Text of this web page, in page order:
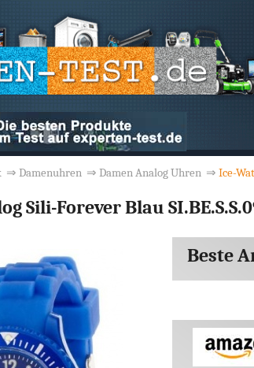
⇒ Damenuhren ⇒ Damen Analog Uhren ⇒ Ice-
Sili-Forever Blau
Beste